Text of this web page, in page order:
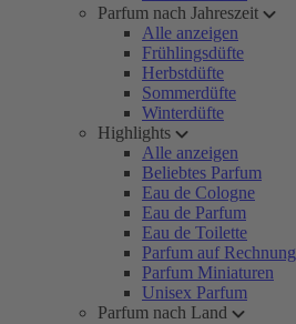
Parfum nach Jahreszeit
Alle anzeigen
Frühlingsdüfte
Herbstdüfte
Sommerdüfte
Winterdüfte
Highlights
Alle anzeigen
Beliebtes Parfum
Eau de Cologne
Eau de Parfum
Eau de Toilette
Parfum auf Rechnung
Parfum Miniaturen
Unisex Parfum
Parfum nach Land